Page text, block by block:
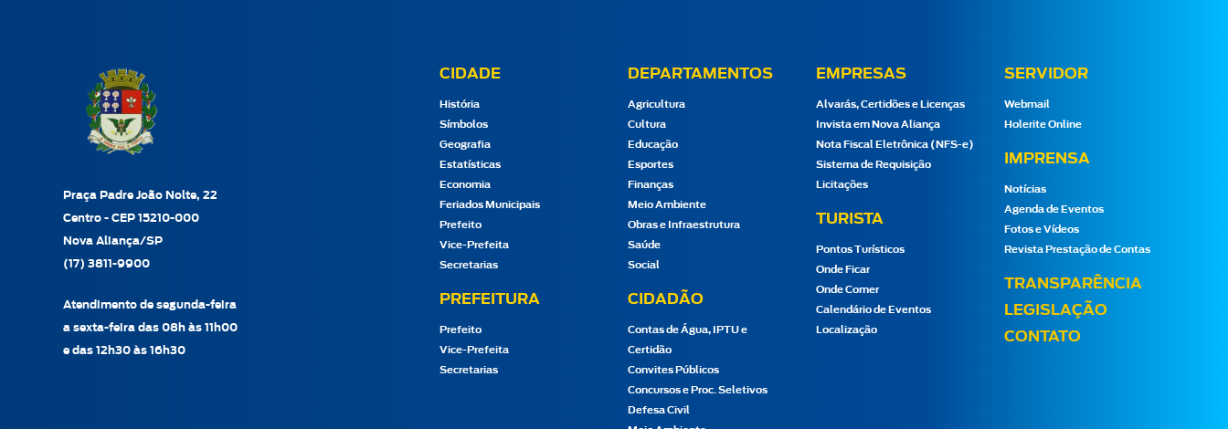
Praça Padre João Nolte, 22
Centro - CEP 15210-000
Nova Aliança/SP
(17) 3811-9900
Atendimento de segunda-feira
a sexta-feira das 08h às 11h00
e das 12h30 às 16h30
CIDADE
História
Símbolos
Geografia
Estatísticas
Economia
Feriados Municipais
Prefeito
Vice-Prefeita
Secretarias
PREFEITURA
Prefeito
Vice-Prefeita
Secretarias
DEPARTAMENTOS
Agricultura
Cultura
Educação
Esportes
Finanças
Meio Ambiente
Obras e Infraestrutura
Saúde
Social
CIDADÃO
Contas de Água, IPTU e
Certidão
Convites Públicos
Concursos e Proc. Seletivos
Defesa Civil
EMPRESAS
Alvarás, Certidões e Licenças
Invista em Nova Aliança
Nota Fiscal Eletrônica (NFS-e)
Sistema de Requisição
Licitações
TURISTA
Pontos Turísticos
Onde Ficar
Onde Comer
Calendário de Eventos
Localização
SERVIDOR
Webmail
Holerite Online
IMPRENSA
Notícias
Agenda de Eventos
Fotos e Vídeos
Revista Prestação de Contas
TRANSPARÊNCIA
LEGISLAÇÃO
CONTATO